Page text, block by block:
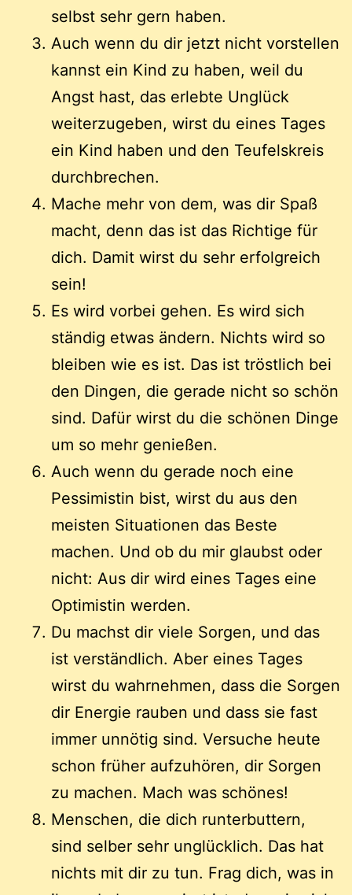
selbst sehr gern haben.
Auch wenn du dir jetzt nicht vorstellen
kannst ein Kind zu haben, weil du
Angst hast, das erlebte Unglück
weiterzugeben, wirst du eines Tages
ein Kind haben und den Teufelskreis
durchbrechen.
Mache mehr von dem, was dir Spaß
macht, denn das ist das Richtige für
dich. Damit wirst du sehr erfolgreich
sein!
Es wird vorbei gehen. Es wird sich
ständig etwas ändern. Nichts wird so
bleiben wie es ist. Das ist tröstlich bei
den Dingen, die gerade nicht so schön
sind. Dafür wirst du die schönen Dinge
um so mehr genießen.
Auch wenn du gerade noch eine
Pessimistin bist, wirst du aus den
meisten Situationen das Beste
machen. Und ob du mir glaubst oder
nicht: Aus dir wird eines Tages eine
Optimistin werden.
Du machst dir viele Sorgen, und das
ist verständlich. Aber eines Tages
wirst du wahrnehmen, dass die Sorgen
dir Energie rauben und dass sie fast
immer unnötig sind. Versuche heute
schon früher aufzuhören, dir Sorgen
zu machen. Mach was schönes!
Menschen, die dich runterbuttern,
sind selber sehr unglücklich. Das hat
nichts mit dir zu tun. Frag dich, was in